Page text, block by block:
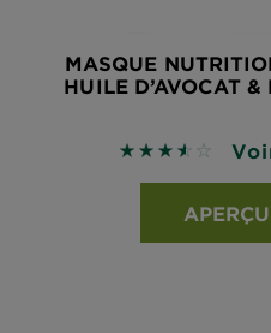
MASQUE
HUILE D’AVOCAT
3.5156 sur 5